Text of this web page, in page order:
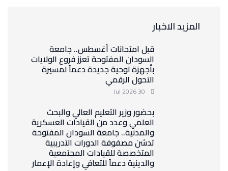
المزيد الاخبار
قبل امتحانات أغسطس.. جامعة
السودان المفتوحة تعزز فروع الولايات
بأجهزة لوحية جديدة دعماً لمسيرة
التحول الرقمي
بحضور وزير التعليم العالي والبحث
العلمي وعدد من القيادات العسكرية
والمدنية.. جامعة السودان المفتوحة
تدشن مصفوفة الدورات التدريبية
المتخصصة للقيادات المجتمعية
والدينية دعماً للتعافي وإعادة الإعمار